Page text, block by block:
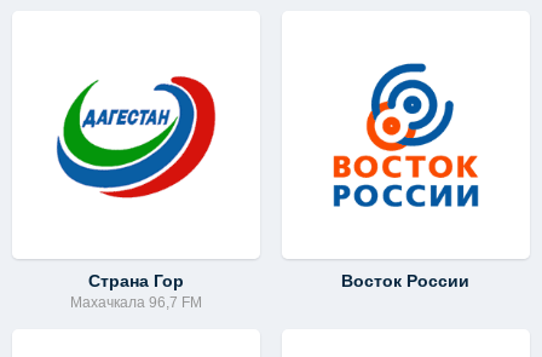
Страна Гор
Махачкала 96,7 FM
Восток России